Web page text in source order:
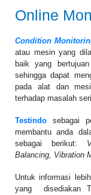
Online
Condition
atau mesin yang
baik yang
sehingga dapat
pada alat dan
terhadap masalah
Testindo sebagai
membantu anda
sebagai berikut:
Balancing, Vibration
Untuk informasi
yang disediakan